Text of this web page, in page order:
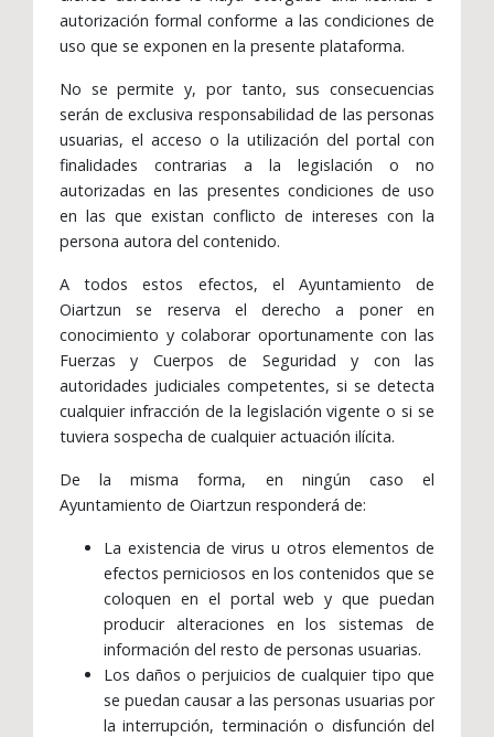
autorización formal conforme a las condiciones de
uso que se exponen en la presente plataforma.
No se permite y, por tanto, sus consecuencias
serán de exclusiva responsabilidad de las personas
usuarias, el acceso o la utilización del portal con
finalidades contrarias a la legislación o no
autorizadas en las presentes condiciones de uso
en las que existan conflicto de intereses con la
persona autora del contenido.
A todos estos efectos, el Ayuntamiento de
Oiartzun se reserva el derecho a poner en
conocimiento y colaborar oportunamente con las
Fuerzas y Cuerpos de Seguridad y con las
autoridades judiciales competentes, si se detecta
cualquier infracción de la legislación vigente o si se
tuviera sospecha de cualquier actuación ilícita.
De la misma forma, en ningún caso el
Ayuntamiento de Oiartzun responderá de:
La existencia de virus u otros elementos de
efectos perniciosos en los contenidos que se
coloquen en el portal web y que puedan
producir alteraciones en los sistemas de
información del resto de personas usuarias.
Los daños o perjuicios de cualquier tipo que
se puedan causar a las personas usuarias por
la interrupción, terminación o disfunción del